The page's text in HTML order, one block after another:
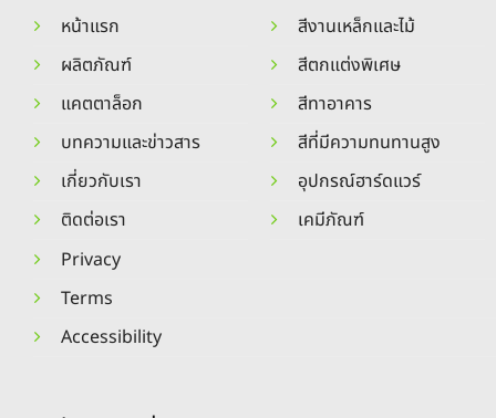
หน้าแรก
ผลิตภัณฑ์
แคตตาล็อก
บทความและข่าวสาร
เกี่ยวกับเรา
ติดต่อเรา
สีงานเหล็กและไม้
สีตกแต่งพิเศษ
สีทาอาคาร
สีที่มีความทนทานสูง
อุปกรณ์ฮาร์ดแวร์
เคมีภัณฑ์
Privacy
Terms
Accessibility